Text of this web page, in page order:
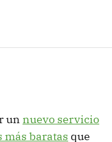
un nuevo servicio
más baratas que